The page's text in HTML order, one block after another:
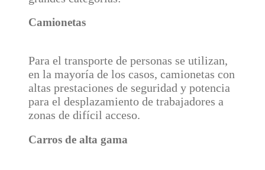
Camionetas
Para el transporte de personas se utilizan,
en la mayoría de los casos, camionetas con
altas prestaciones de seguridad y potencia
para el desplazamiento de trabajadores a
zonas de difícil acceso.
Carros de alta gama